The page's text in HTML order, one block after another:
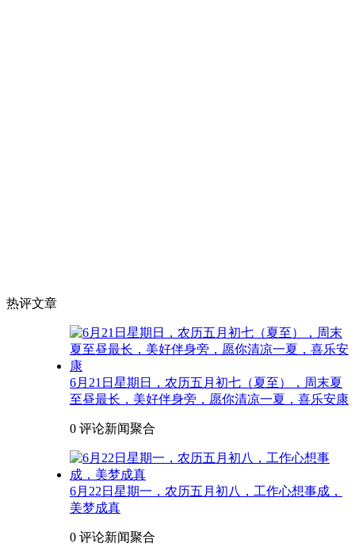
热评文章
6月21日星期日，农历五月初七（夏至），周末夏
至昼最长，美好伴身旁，愿你清凉一夏，喜乐安康
0 评论新闻聚合
6月22日星期一，农历五月初八，工作心想事成，
美梦成真
0 评论新闻聚合